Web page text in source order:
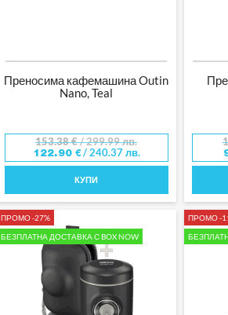
Преносима кафемашина Outin
Nano, Teal
153.38€/ 299.99 лв.
122.90 €/ 240.37 лв.
КУПИ
ПРОМО -27%
БЕЗПЛАТНА ДОСТАВКА С BOX NOW
ПРОМО -